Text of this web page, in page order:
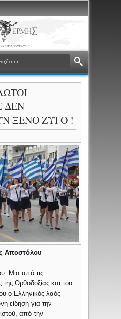
ΔΕΝ
ΞΕΝΟ ΖΥΓΟ !
Αποστόλου
Μια από τις
της Ορθοδοξίας και του
ο Ελληνικός λαός
είδηση για την
από την